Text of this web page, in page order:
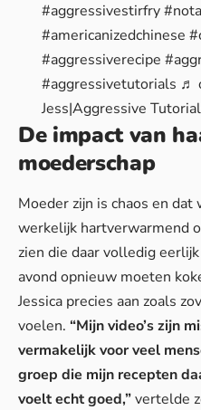
#aggressivestirfry
#americanizedchinese
#aggressiverecipe
#aggressivetutorials ♬
Jess|Aggressive
De impact van
moederschap
Moeder zijn is chaos en
werkelijk hartverwarmend
zien die daar volledig
avond opnieuw moeten
Jessica precies aan zoals
voelen. “Mijn video’s zijn
vermakelijk voor veel
groep die mijn recepten
voelt echt goed,”vertelde